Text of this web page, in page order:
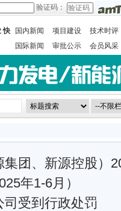
验证码：
快
国内新闻 项目建设
技术时评
国际新闻
审批公示 会员风采
控股）2025年下半年重点
年1-6月）
司受到行政处罚